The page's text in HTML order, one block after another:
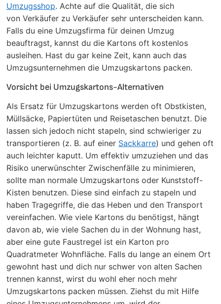
Umzugsshop. Achte auf die Qualität, die sich
von Verkäufer zu Verkäufer sehr unterscheiden kann.
Falls du eine Umzugsfirma für deinen Umzug
beauftragst, kannst du die Kartons oft kostenlos
ausleihen. Hast du gar keine Zeit, kann auch das
Umzugsunternehmen die Umzugskartons packen.
Vorsicht bei Umzugskartons-Alternativen
Als Ersatz für Umzugskartons werden oft Obstkisten,
Müllsäcke, Papiertüten und Reisetaschen benutzt. Die
lassen sich jedoch nicht stapeln, sind schwieriger zu
transportieren (z. B. auf einer Sackkarre) und gehen oft
auch leichter kaputt. Um effektiv umzuziehen und das
Risiko unerwünschter Zwischenfälle zu minimieren,
sollte man normale Umzugskartons oder Kunststoff-
Kisten benutzen. Diese sind einfach zu stapeln und
haben Tragegriffe, die das Heben und den Transport
vereinfachen. Wie viele Kartons du benötigst, hängt
davon ab, wie viele Sachen du in der Wohnung hast,
aber eine gute Faustregel ist ein Karton pro
Quadratmeter Wohnfläche. Falls du lange an einem Ort
gewohnt hast und dich nur schwer von alten Sachen
trennen kannst, wirst du wohl eher noch mehr
Umzugskartons packen müssen. Ziehst du mit Hilfe